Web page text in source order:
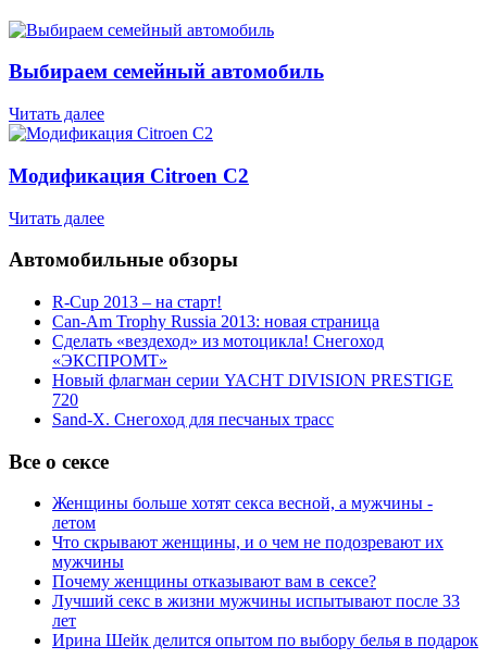
Выбираем семейный автомобиль
Читать далее
Модификация Citroen С2
Читать далее
Автомобильные обзоры
R-Cup 2013 – на старт!
Can-Am Trophy Russia 2013: новая страница
Сделать «вездеход» из мотоцикла! Снегоход
«ЭКСПРОМТ»
Новый флагман серии YACHT DIVISION PRESTIGE
720
Sand-X. Снегоход для песчаных трасс
Все о сексе
Женщины больше хотят секса весной, а мужчины -
летом
Что скрывают женщины, и о чем не подозревают их
мужчины
Почему женщины отказывают вам в сексе?
Лучший секс в жизни мужчины испытывают после 33
лет
Ирина Шейк делится опытом по выбору белья в подарок